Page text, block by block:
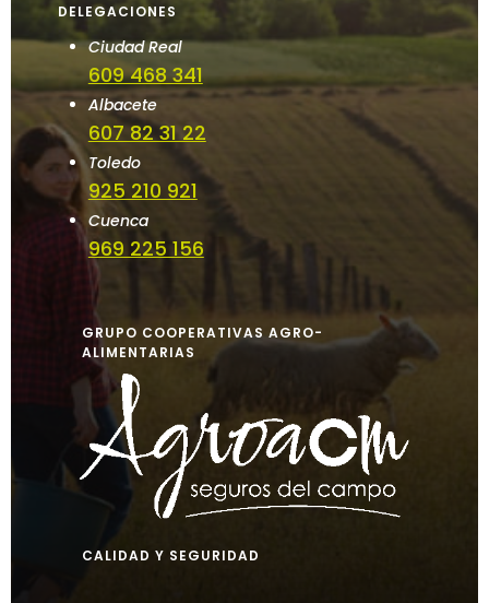
DELEGACIONES
Ciudad Real
609 468 341
Albacete
607 82 31 22
Toledo
925 210 921
Cuenca
969 225 156
GRUPO COOPERATIVAS AGRO-
ALIMENTARIAS
CALIDAD Y SEGURIDAD